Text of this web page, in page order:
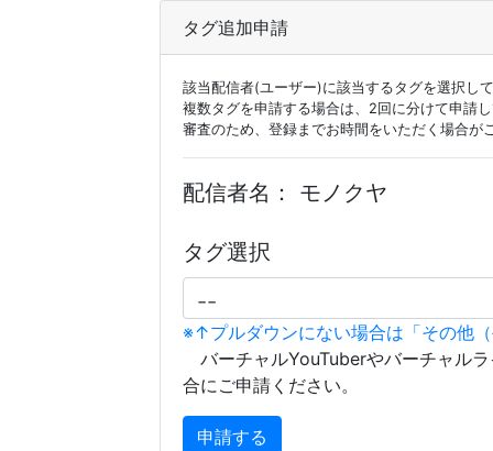
タグ追加申請
該当配信者(ユーザー)に該当するタグを選択し
複数タグを申請する場合は、2回に分けて申請
審査のため、登録までお時間をいただく場合が
配信者名： モノクヤ
タグ選択
※↑プルダウンにない場合は「その他
バーチャルYouTuberやバーチャル
合にご申請ください。
申請する